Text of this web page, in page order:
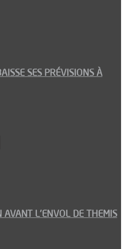
SES PRÉVISIONS À
AVANT L’ENVOL DE THEMIS